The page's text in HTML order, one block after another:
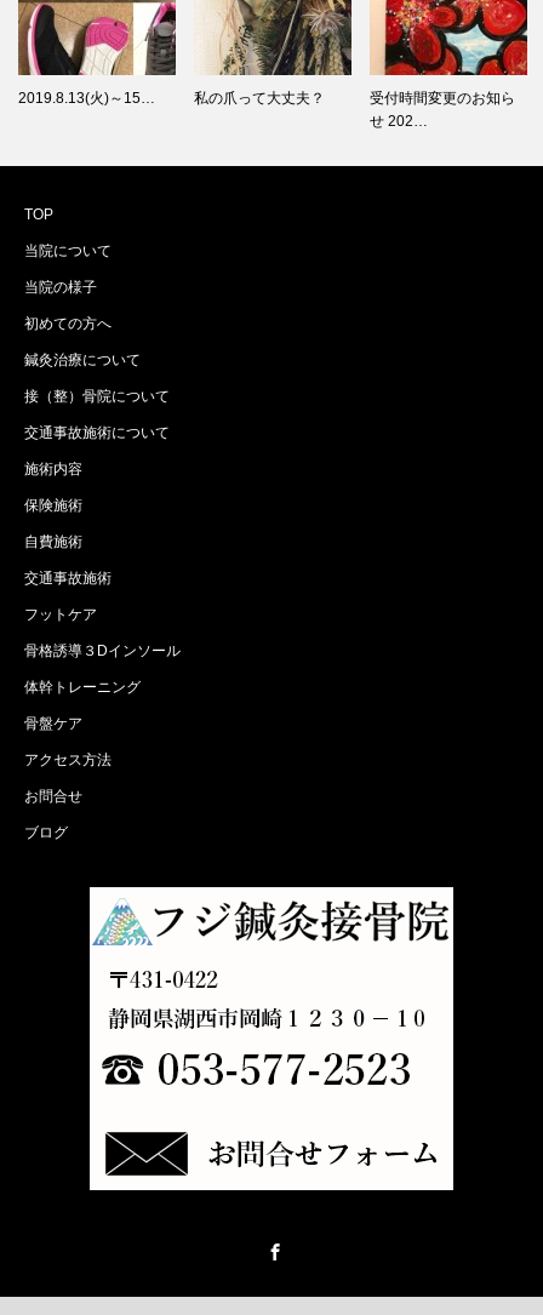
2019.8.13(火)～15… 私の爪って大丈夫？
受付時間変更のお知ら
せ 202…
TOP
当院について
当院の様子
初めての方へ
鍼灸治療について
接（整）骨院について
交通事故施術について
施術内容
保険施術
自費施術
交通事故施術
フットケア
骨格誘導３Dインソール
体幹トレーニング
骨盤ケア
アクセス方法
お問合せ
ブログ